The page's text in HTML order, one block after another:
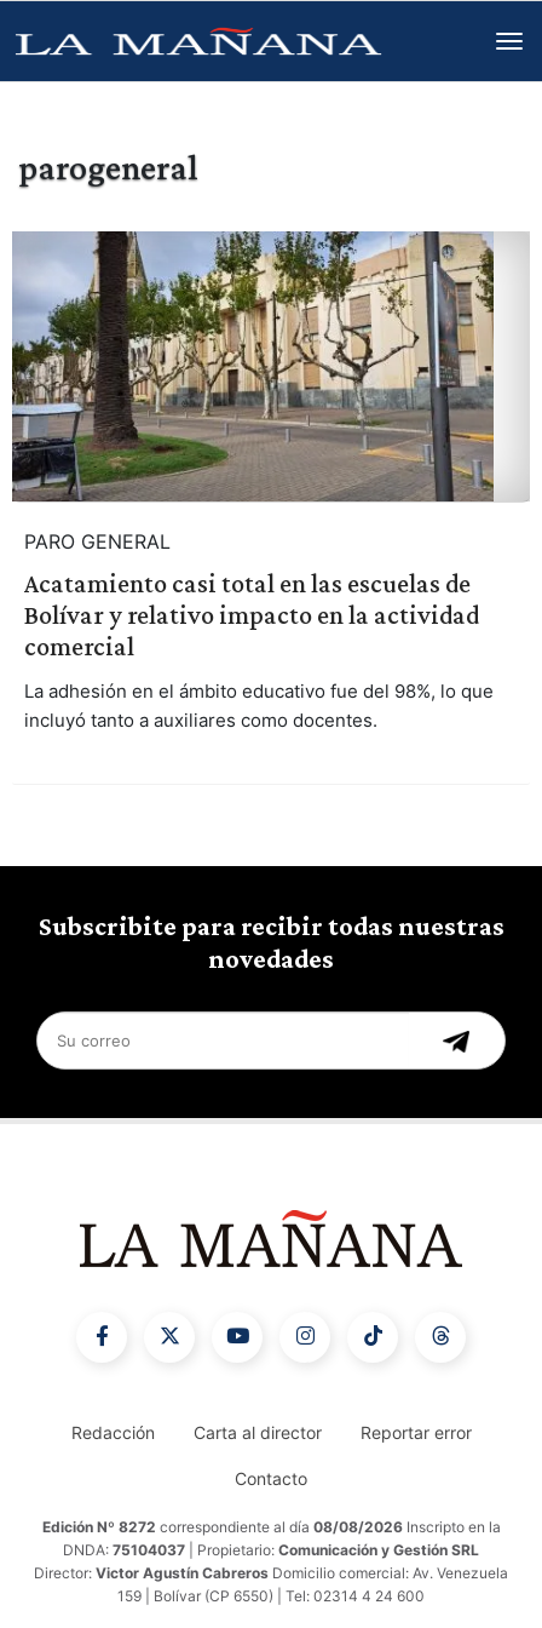
parogeneral
PARO GENERAL
Acatamiento casi total en las escuelas de
Bolívar y relativo impacto en la actividad
comercial
La adhesión en el ámbito educativo fue del 98%, lo que
incluyó tanto a auxiliares como docentes.
Subscribite para recibir todas nuestras
novedades
Redacción Carta al director Reportar error
Contacto
Edición Nº 8272 correspondiente al día 08/08/2026 Inscripto en la
DNDA: 75104037 | Propietario: Comunicación y Gestión SRL
Director: Victor Agustín Cabreros Domicilio comercial: Av. Venezuela
159 | Bolívar (CP 6550) | Tel: 02314 4 24 600